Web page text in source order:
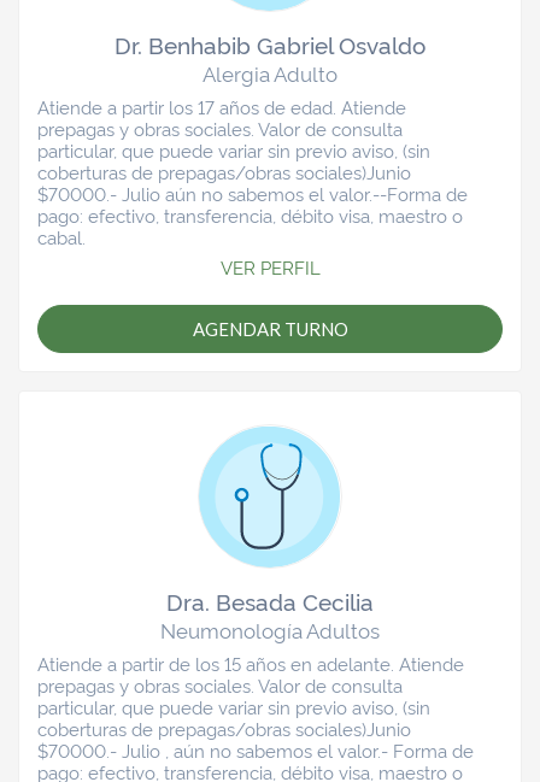
Dr. Benhabib Gabriel Osvaldo
Alergia Adulto
Atiende a partir los 17 años de edad. Atiende
prepagas y obras sociales. Valor de consulta
particular, que puede variar sin previo aviso, (sin
coberturas de prepagas/obras sociales)Junio
$70000.- Julio aún no sabemos el valor.--Forma de
pago: efectivo, transferencia, débito visa, maestro o
cabal.
VER PERFIL
AGENDAR TURNO
Dra. Besada Cecilia
Neumonología Adultos
Atiende a partir de los 15 años en adelante. Atiende
prepagas y obras sociales. Valor de consulta
particular, que puede variar sin previo aviso, (sin
coberturas de prepagas/obras sociales)Junio
$70000.- Julio , aún no sabemos el valor.- Forma de
pago: efectivo, transferencia, débito visa, maestro o